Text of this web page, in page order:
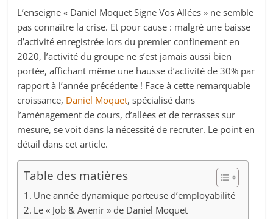
L’enseigne « Daniel Moquet Signe Vos Allées » ne semble
pas connaître la crise. Et pour cause : malgré une baisse
d’activité enregistrée lors du premier confinement en
2020, l’activité du groupe ne s’est jamais aussi bien
portée, affichant même une hausse d’activité de 30% par
rapport à l’année précédente ! Face à cette remarquable
croissance, Daniel Moquet, spécialisé dans
l’aménagement de cours, d’allées et de terrasses sur
mesure, se voit dans la nécessité de recruter. Le point en
détail dans cet article.
Table des matières
Une année dynamique porteuse d’employabilité
Le « Job & Avenir » de Daniel Moquet